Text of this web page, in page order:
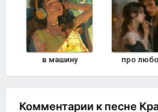
в машину про
Комментарии к песне